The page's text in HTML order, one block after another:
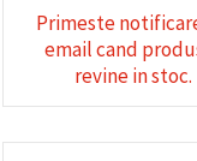
Primeste
email cand
revine in stoc.